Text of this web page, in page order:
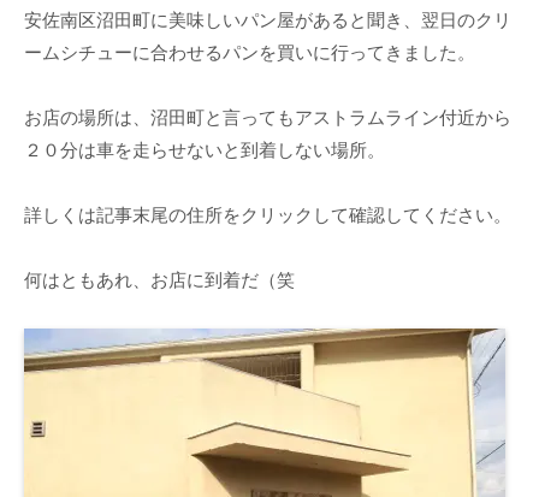
安佐南区沼田町に美味しいパン屋があると聞き、翌日のクリ
ームシチューに合わせるパンを買いに行ってきました。
お店の場所は、沼田町と言ってもアストラムライン付近から
２０分は車を走らせないと到着しない場所。
詳しくは記事末尾の住所をクリックして確認してください。
何はともあれ、お店に到着だ（笑